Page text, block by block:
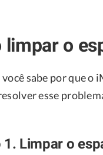
limpar o
sabe por que o
esse
Limpar o